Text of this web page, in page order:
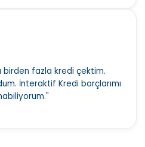
birden fazla kredi çektim.
İnteraktif Kredi borçlarımı